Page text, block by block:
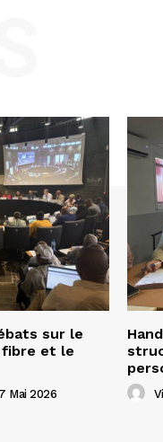
sur le
fibre et le
Mai 2026